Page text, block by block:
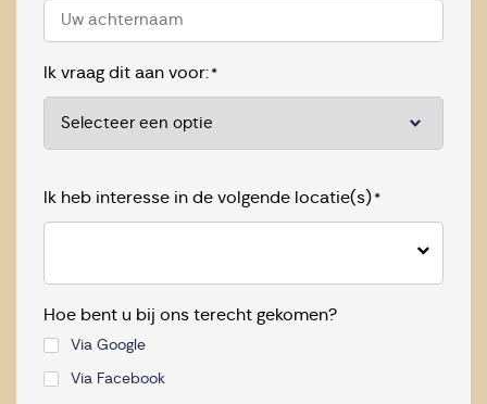
Ik vraag dit aan voor: *
Ik heb interesse in de volgende locatie(s) *
Hoe bent u bij ons terecht gekomen?
Via Google
Via Facebook